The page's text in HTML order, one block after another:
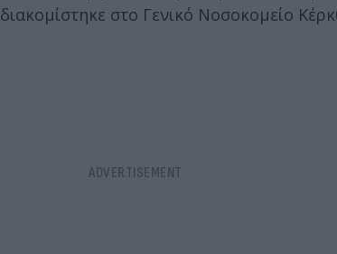
διακομίστηκε στο Γενικό Νοσοκομείο